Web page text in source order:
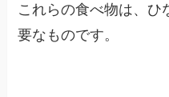
これらの食べ物は、ひ
要なものです。